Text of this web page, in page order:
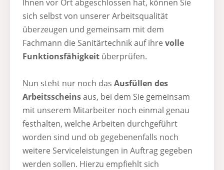
Ihnen vor Ort abgeschlossen hat, können Sie
sich selbst von unserer Arbeitsqualität
überzeugen und gemeinsam mit dem
Fachmann die Sanitärtechnik auf ihre volle
Funktionsfähigkeit überprüfen.
Nun steht nur noch das Ausfüllen des
Arbeitsscheinsaus, bei dem Sie gemeinsam
mit unserem Mitarbeiter noch einmal genau
festhalten, welche Arbeiten durchgeführt
worden sind und ob gegebenenfalls noch
weitere Serviceleistungen in Auftrag gegeben
werden sollen. Hierzu empfiehlt sich